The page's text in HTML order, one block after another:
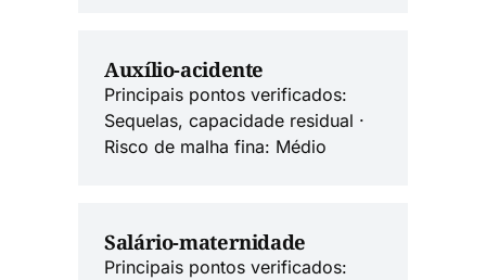
Auxílio-acidente
Principais pontos verificados:
Sequelas, capacidade residual ·
Risco de malha fina: Médio
Salário-maternidade
Principais pontos verificados: